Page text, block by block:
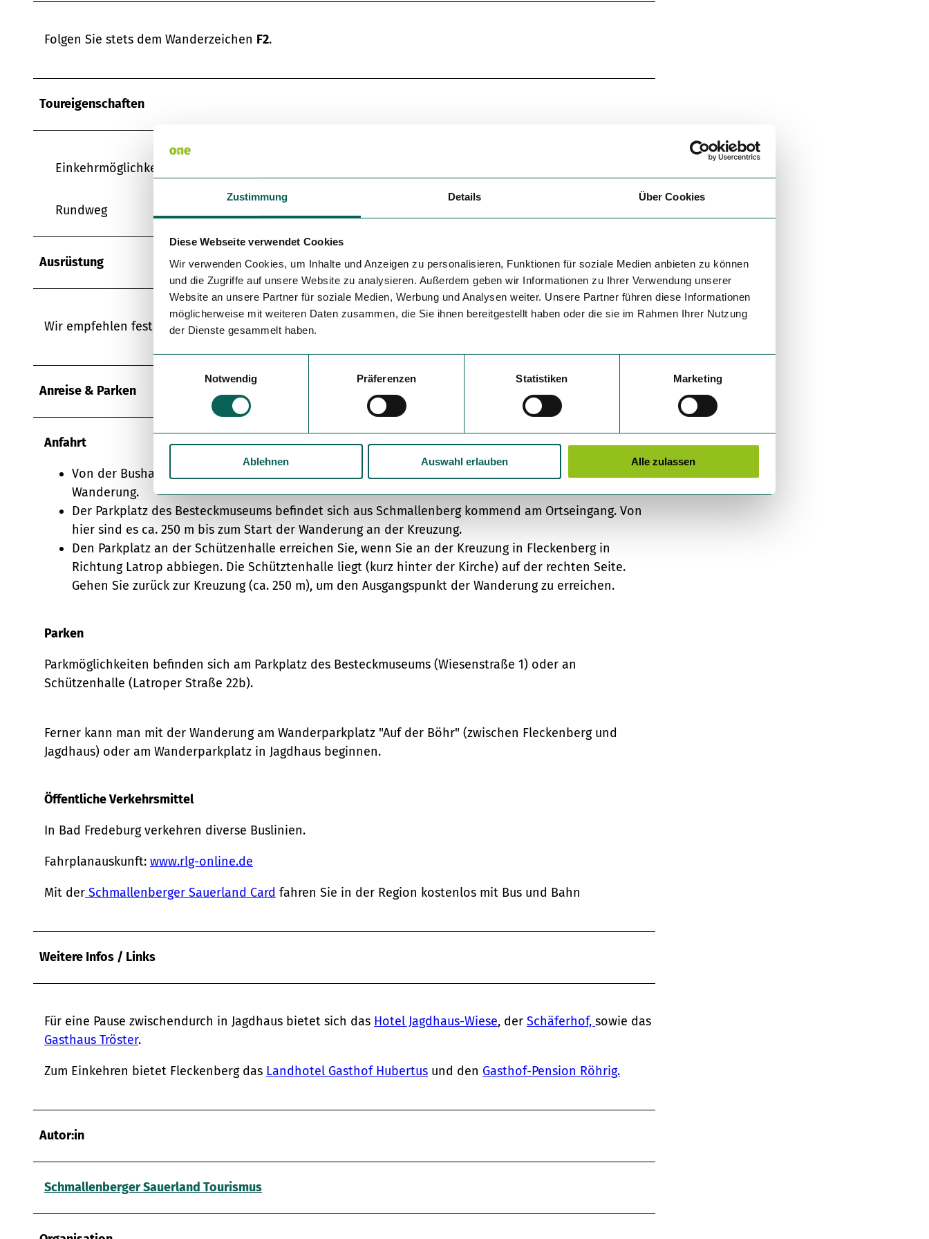
Zustimmung Details Über Cookies
Diese Webseite verwendet Cookies
Wir verwenden Cookies, um Inhalte und Anzeigen zu personalisieren, Funktionen für soziale Medien anbieten zu können
und die Zugriffe auf unsere Website zu analysieren. Außerdem geben wir Informationen zu Ihrer Verwendung unserer
Website an unsere Partner für soziale Medien, Werbung und Analysen weiter. Unsere Partner führen diese Informationen
möglicherweise mit weiteren Daten zusammen, die Sie ihnen bereitgestellt haben oder die sie im Rahmen Ihrer Nutzung
der Dienste gesammelt haben.
i
g
u
n
g
a
h
Notwendig Präferenzen Statistiken Marketing
Ablehnen Auswahl erlauben Alle zulassen
Folgen Sie stets dem Wanderzeichen F2.
Toureigenschaften
Einkehrmöglichkeit
Rundweg
Ausrüstung
Wir empfehlen festes Schuhwerk, sowie ausreichend Verpflegung und Getränke mitzubringen.
Anreise & Parken
Anfahrt
Von der Bushaltestelle "Mitteldorf" gehen Sie ca. 250 m ins Dorf bis zur Kreuzung, dem Start der
Wanderung.
Der Parkplatz des Besteckmuseums befindet sich aus Schmallenberg kommend am Ortseingang. Von
hier sind es ca. 250 m bis zum Start der Wanderung an der Kreuzung.
Den Parkplatz an der Schützenhalle erreichen Sie, wenn Sie an der Kreuzung in Fleckenberg in
Richtung Latrop abbiegen. Die Schütztenhalle liegt (kurz hinter der Kirche) auf der rechten Seite.
Gehen Sie zurück zur Kreuzung (ca. 250 m), um den Ausgangspunkt der Wanderung zu erreichen.
Parken
Parkmöglichkeiten befinden sich am Parkplatz des Besteckmuseums (Wiesenstraße 1) oder an
Schützenhalle (Latroper Straße 22b).
Ferner kann man mit der Wanderung am Wanderparkplatz "Auf der Böhr" (zwischen Fleckenberg und
Jagdhaus) oder am Wanderparkplatz in Jagdhaus beginnen.
Öffentliche Verkehrsmittel
In Bad Fredeburg verkehren diverse Buslinien.
Fahrplanauskunft: www.rlg-online.de
Mit der Schmallenberger Sauerland Card fahren Sie in der Region kostenlos mit Bus und Bahn
Weitere Infos / Links
Für eine Pause zwischendurch in Jagdhaus bietet sich das Hotel Jagdhaus-Wiese, der Schäferhof, sowie das
Gasthaus Tröster.
Zum Einkehren bietet Fleckenberg das Landhotel Gasthof Hubertus und den Gasthof-Pension Röhrig.
Autor:in
Schmallenberger Sauerland Tourismus